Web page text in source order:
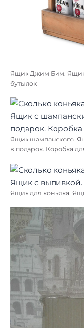
Ящик Джим Бим. Ящик
бутылок
Ящик шампанского.
в подарок. Коробка
Ящик для коньяка.